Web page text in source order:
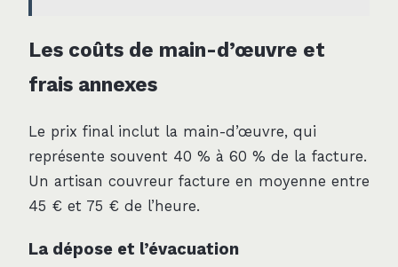
Les coûts de main-d’œuvre et
frais annexes
Le prix final inclut la main-d’œuvre, qui
représente souvent 40 % à 60 % de la facture.
Un artisan couvreur facture en moyenne entre
45 € et 75 € de l’heure.
La dépose et l’évacuation